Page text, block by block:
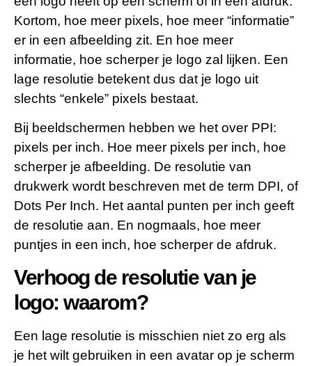
Kortom, hoe meer pixels, hoe meer “informatie”
er in een afbeelding zit. En hoe meer
informatie, hoe scherper je logo zal lijken. Een
lage resolutie betekent dus dat je logo uit
slechts “enkele” pixels bestaat.
Bij beeldschermen hebben we het over PPI:
pixels per inch. Hoe meer pixels per inch, hoe
scherper je afbeelding. De resolutie van
drukwerk wordt beschreven met de term DPI, of
Dots Per Inch. Het aantal punten per inch geeft
de resolutie aan. En nogmaals, hoe meer
puntjes in een inch, hoe scherper de afdruk.
Verhoog de resolutie van je
logo: waarom?
Een lage resolutie is misschien niet zo erg als
je het wilt gebruiken in een avatar op je scherm